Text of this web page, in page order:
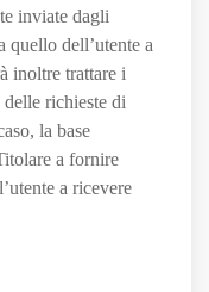
inviate dagli
quello dell’utente a
inoltre trattare i
richieste di
la base
a fornire
a ricevere